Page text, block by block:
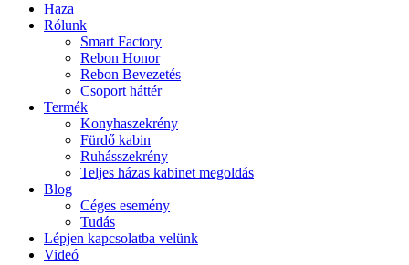
Haza
Rólunk
Smart Factory
Rebon Honor
Rebon Bevezetés
Csoport háttér
Termék
Konyhaszekrény
Fürdő kabin
Ruhásszekrény
Teljes házas kabinet megoldás
Blog
Céges esemény
Tudás
Lépjen kapcsolatba velünk
Videó